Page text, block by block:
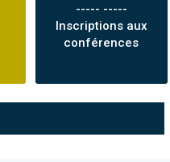
----- -----
Inscriptions aux
conférences